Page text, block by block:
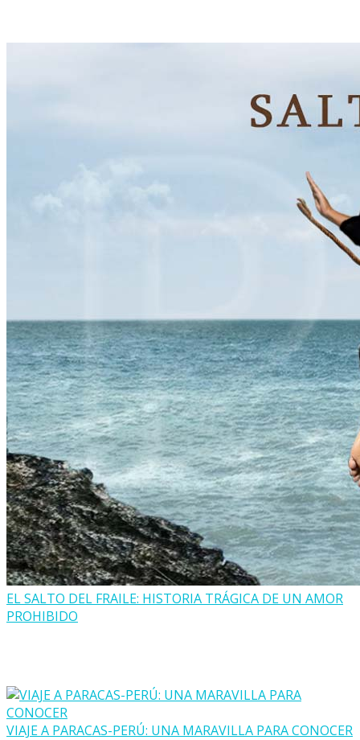
EL SALTO DEL FRAILE: HISTORIA TRÁGICA DE UN AMOR
PROHIBIDO
VIAJE A PARACAS-PERÚ: UNA MARAVILLA PARA CONOCER